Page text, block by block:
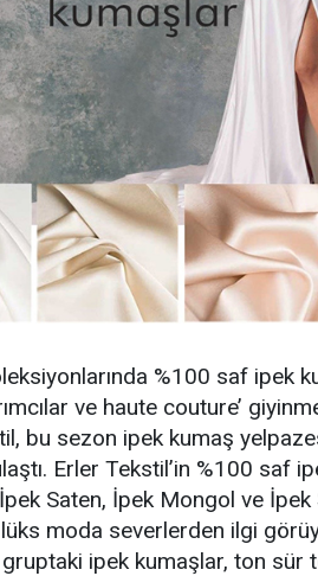
%100 saf ipek
ve haute couture’
bu sezon ipek kumaş
Erler Tekstil’in %100 saf
Saten, İpek Mongol ve
moda severlerden ilgi
ipek kumaşlar, ton sür